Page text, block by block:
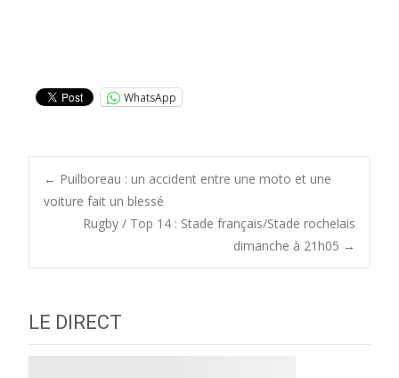
WhatsApp
Post
navigation
← Puilboreau : un accident entre une moto et une
voiture fait un blessé
Rugby / Top 14 : Stade français/Stade rochelais
dimanche à 21h05 →
LE DIRECT